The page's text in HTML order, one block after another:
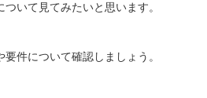
ついて見てみたいと思います。
件について確認しましょう。